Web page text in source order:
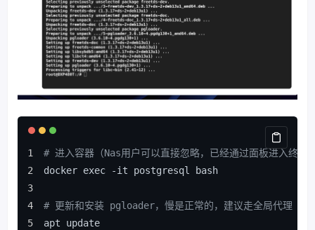
# 进入容器（Nas用户可以直接忽略，已经通过面板进入终端
docker exec -it postgresql bash
# 更新和安装 pgloader，慢是正常的，建议走全局代理
apt update